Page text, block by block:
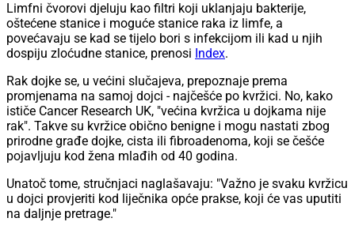
Limfni čvorovi djeluju kao filtri koji uklanjaju bakterije,
oštećene stanice i moguće stanice raka iz limfe, a
povećavaju se kad se tijelo bori s infekcijom ili kad u njih
dospiju zloćudne stanice, prenosi Index.
Rak dojke se, u većini slučajeva, prepoznaje prema
promjenama na samoj dojci - najčešće po kvržici. No, kako
ističe Cancer Research UK, "većina kvržica u dojkama nije
rak". Takve su kvržice obično benigne i mogu nastati zbog
prirodne građe dojke, cista ili fibroadenoma, koji se češće
pojavljuju kod žena mlađih od 40 godina.
Unatoč tome, stručnjaci naglašavaju: "Važno je svaku kvržicu
u dojci provjeriti kod liječnika opće prakse, koji će vas uputiti
na daljnje pretrage."